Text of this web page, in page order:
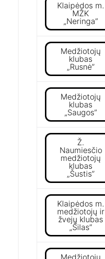
Klaipėdos m.
MŽK
„Neringa”
Medžiotojų
klubas
„Rusnė”
Medžiotojų
klubas
„Saugos”
Ž.
Naumiesčio
medžiotojų
klubas
„Šustis”
Klaipėdos m.
medžiotojų ir
žvejų klubas
„Šilas”
Medžiotojų